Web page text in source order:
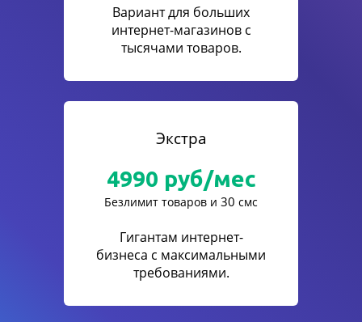
Вариант для больших
интернет-магазинов с
тысячами товаров.
Экстра
4990 руб/мес
Безлимит товаров и 30 смс
Гигантам интернет-
бизнеса с максимальными
требованиями.